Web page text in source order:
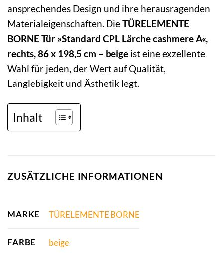
ansprechendes Design und ihre herausragenden
Materialeigenschaften. DieTÜRELEMENTE
BORNE Tür »Standard CPL Lärche cashmere A«,
rechts, 86 x 198,5 cm – beige ist eine exzellente
Wahl für jeden, der Wert auf Qualität,
Langlebigkeit und Ästhetik legt.
Inhalt
ZUSÄTZLICHE INFORMATIONEN
MARKE TÜRELEMENTE BORNE
FARBE beige